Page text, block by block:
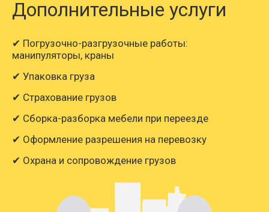
Дополнительные услуги
✔ Погрузочно-разгрузочные работы:
манипуляторы, краны
✔ Упаковка груза
✔ Страхование грузов
✔ Сборка-разборка мебели при переезде
✔ Оформление разрешения на перевозку
✔ Охрана и сопровождение грузов